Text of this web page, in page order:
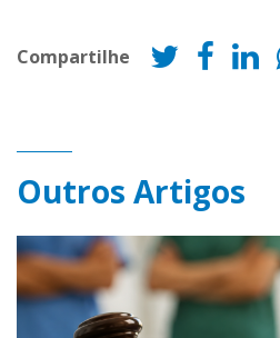
Compartilhe
Outros Artigos